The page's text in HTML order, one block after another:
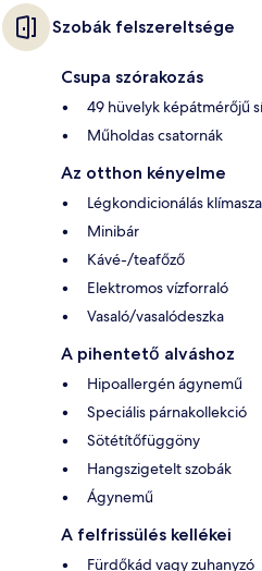
Szobák felszereltsége
Csupa szórakozás
49 hüvelyk képátmérőjű
Műholdas csatornák
Az otthon kényelme
Légkondicionálás
Minibár
Kávé-/teafőző
Elektromos vízforraló
Vasaló/vasalódeszka
A pihentető alváshoz
Hipoallergén ágynemű
Speciális párnakollekció
Sötétítőfüggöny
Hangszigetelt szobák
Ágynemű
A felfrissülés kellékei
Fürdőkád vagy zuhanyzó